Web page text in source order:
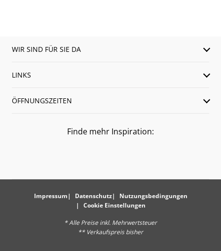
WIR SIND FÜR SIE DA
LINKS
ÖFFNUNGSZEITEN
Finde mehr Inspiration:
Impressum Datenschutz
Nutzungsbedingungen
Cookie Einstellungen
* Alle Preise inkl. Mehrwertsteuer
** Verkaufspreis bisher